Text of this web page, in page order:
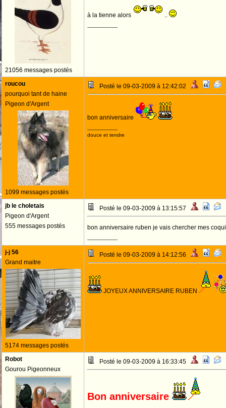
21056 messages postés
à la tienne alors ..
--------------------
roucou
pourquoi tant de haine
Pigeon d'Argent
1099 messages postés
Posté le 09-03-2009 à 12:42:02
bon anniversaire
--------------------
douce et tendre
jb le choletais
Pigeon d'Argent
555 messages postés
Posté le 09-03-2009 à 13:15:57
bon anniversaire ruben je vais chercher mes
--------------------
j-j 56
Grand maitre
5174 messages postés
Posté le 09-03-2009 à 14:12:56
JOYEUX ANNIVERSAIRE RUBEN
Robot
Gourou Pigeonneux
Posté le 09-03-2009 à 16:33:45
Bon anniversaire